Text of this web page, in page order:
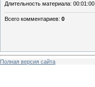
Длительность материала: 00:01:00
Всего комментариев: 0
Полная версия сайта